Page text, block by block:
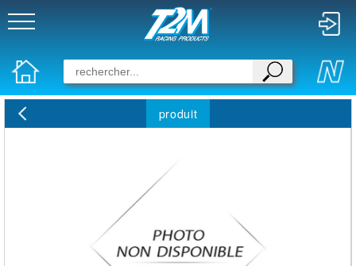
produit